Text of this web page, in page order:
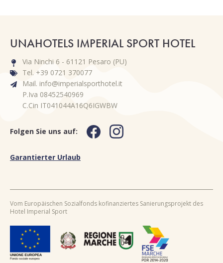
UNAHOTELS IMPERIAL SPORT HOTEL
Via Ninchi 6 - 61121 Pesaro (PU)
Tel. +39 0721 370077
Mail. info@imperialsporthotel.it
P.Iva 08452540969
C.Cin IT041044A16Q6IGWBW
Folgen Sie uns auf:
Garantierter Urlaub
Vom Europäischen Sozialfonds kofinanziertes Sanierungsprojekt des
Hotel Imperial Sport